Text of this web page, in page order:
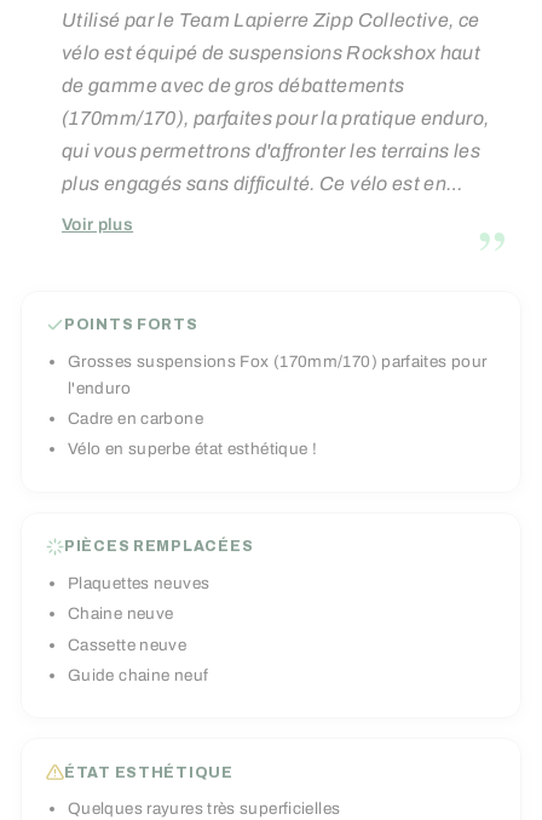
Utilisé par le Team Lapierre Zipp Collective, ce
vélo estéquipé de suspensions Rockshox haut
de gamme avec de gros débattements
(170mm/170), parfaites pour la pratique enduro,
qui vous permettrons d'affronter les terrains les
plus engagés sans difficulté. Ce vélo est en
superbe état esthétique ! Parfait pour aller
Voir plus ”
POINTS FORTS
Grosses suspensions Fox (170mm/170) parfaites pour
l'enduro
Cadre en carbone
Vélo en superbe état esthétique !
PIÈCES REMPLACÉES
Plaquettes neuves
Chaine neuve
Cassette neuve
Guide chaine neuf
ÉTAT ESTHÉTIQUE
Quelques rayures très superficielles